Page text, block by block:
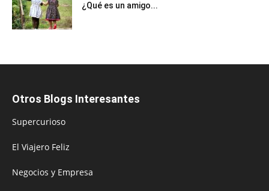
¿Qué es un amigo...
Otros Blogs Interesantes
Supercurioso
El Viajero Feliz
Negocios y Empresa